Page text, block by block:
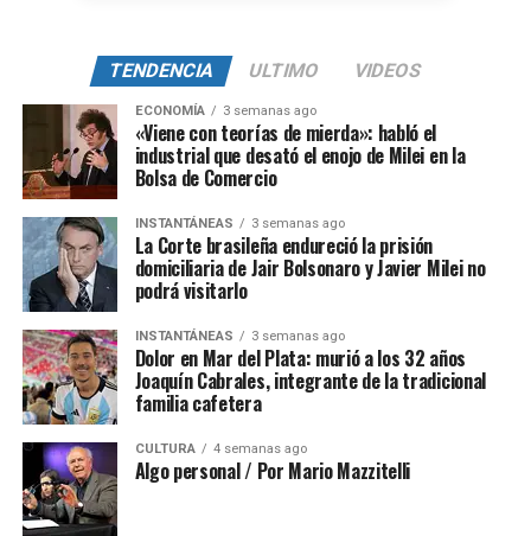
TENDENCIA ULTIMO VIDEOS
ECONOMÍA 3 semanas ago
«Viene con teorías de mierda»: habló el
industrial que desató el enojo de Milei en la
Bolsa de Comercio
INSTANTÁNEAS 3 semanas ago
La Corte brasileña endureció la prisión
domiciliaria de Jair Bolsonaro y Javier Milei no
podrá visitarlo
INSTANTÁNEAS 3 semanas ago
Dolor en Mar del Plata: murió a los 32 años
Joaquín Cabrales, integrante de la tradicional
familia cafetera
CULTURA 4 semanas ago
Algo personal / Por Mario Mazzitelli